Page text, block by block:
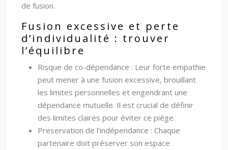
de fusion.
Fusion excessive et perte
d’individualité : trouver
l’équilibre
Risque de co-dépendance : Leur forte empathie
peut mener à une fusion excessive, brouillant
les limites personnelles et engendrant une
dépendance mutuelle. Il est crucial de définir
des limites claires pour éviter ce piège.
Preservation de l’indépendance : Chaque
partenaire doit préserver son espace